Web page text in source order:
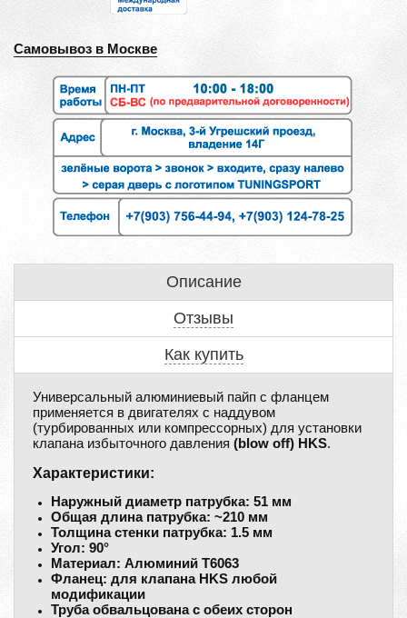
Самовывоз в Москве
Описание
Отзывы
Как купить
Универсальный алюминиевый пайп с фланцем
применяется в двигателях c наддувом
(турбированных или компрессорных) для установки
клапана избыточного давления (blow off) HKS.
Характеристики:
Наружный диаметр патрубка: 51 мм
Общая длина патрубка: ~210 мм
Толщина стенки патрубка: 1.5 мм
Угол: 90°
Материал: Алюминий Т6063
Фланец: для клапана HKS любой
модификации
Труба обвальцована с обеих сторон